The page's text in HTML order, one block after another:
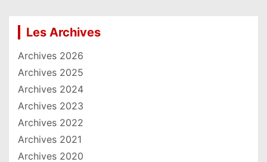
Les Archives
Archives 2026
Archives 2025
Archives 2024
Archives 2023
Archives 2022
Archives 2021
Archives 2020